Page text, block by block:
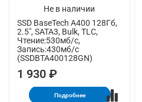
Не в наличии
SSD BaseTech A400 128Гб,
2.5", SATA3, Bulk, TLC,
Чтение:530мб/с,
Запись:430мб/с
(SSDBTA400128GN)
1 930 ₽
Подробнее